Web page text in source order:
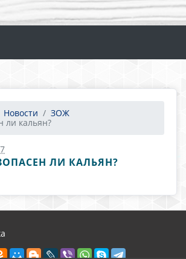
Новости
ЗОЖ
ли кальян?
ЛИ КАЛЬЯН?